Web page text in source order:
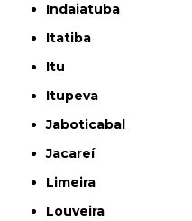
Indaiatuba
Itatiba
Itu
Itupeva
Jaboticabal
Jacareí
Limeira
Louveira